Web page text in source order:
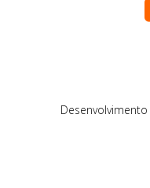
Desenvolvimento